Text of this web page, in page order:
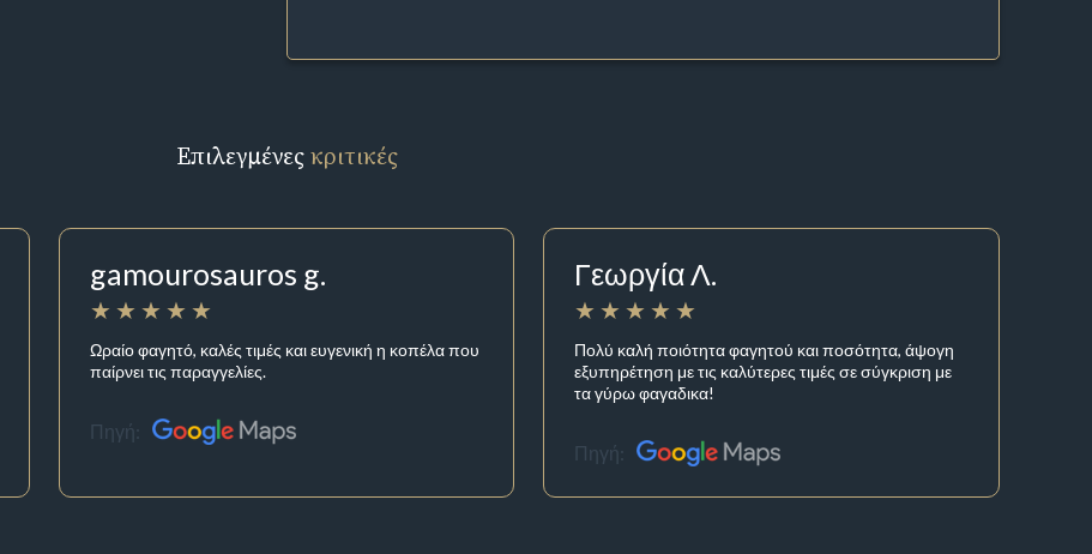
Επιλεγμένεςκριτικές
gamourosauros g.
Ωραίο φαγητό, καλές τιμές και ευγενική η κοπέλα που
παίρνει τις παραγγελίες.
Πηγή:
Γεωργία Λ.
Πολύ καλή ποιότητα φαγητού και ποσότητα, άψογη
εξυπηρέτηση με τις καλύτερες τιμές σε σύγκριση με
τα γύρω φαγαδικα!
Πηγή: